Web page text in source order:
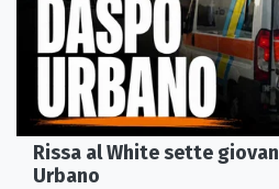
Rissa al White sette
Urbano